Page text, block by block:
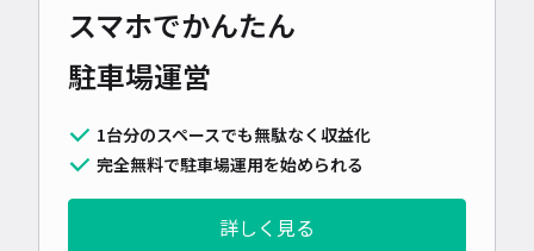
スマホでかんたん
駐車場運営
1台分のスペースでも無駄なく収益化
完全無料で駐車場運用を始められる
詳しく見る